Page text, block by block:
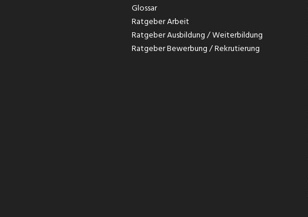
Glossar
Ratgeber Arbeit
Ratgeber Ausbildung / Weiterbildung
Ratgeber Bewerbung / Rekrutierung